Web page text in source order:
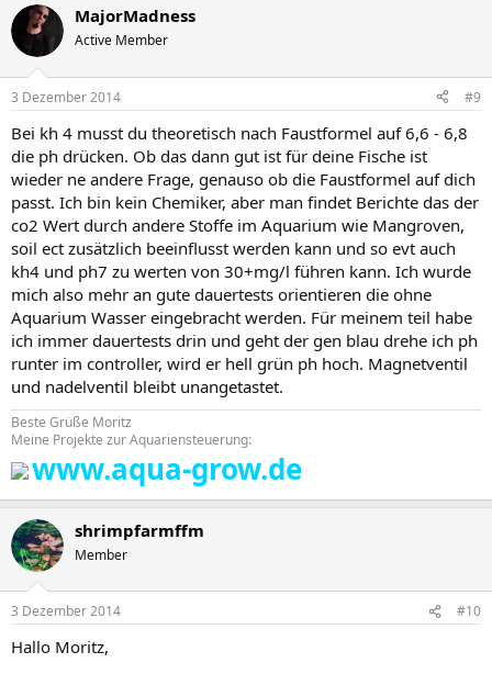
MajorMadness
Active Member
3 Dezember 2014 #9
Bei kh 4 musst du theoretisch nach Faustformel auf 6,6 - 6,8
die ph drücken. Ob das dann gut ist für deine Fische ist
wieder ne andere Frage, genauso ob die Faustformel auf dich
passt. Ich bin kein Chemiker, aber man findet Berichte das der
co2 Wert durch andere Stoffe im Aquarium wie Mangroven,
soil ect zusätzlich beeinflusst werden kann und so evt auch
kh4 und ph7 zu werten von 30+mg/l führen kann. Ich wurde
mich also mehr an gute dauertests orientieren die ohne
Aquarium Wasser eingebracht werden. Für meinem teil habe
ich immer dauertests drin und geht der gen blau drehe ich ph
runter im controller, wird er hell grün ph hoch. Magnetventil
und nadelventil bleibt unangetastet.
Beste Grüße Moritz
Meine Projekte zur Aquariensteuerung:
www.aqua-grow.de
shrimpfarmffm
Member
3 Dezember 2014 #10
Hallo Moritz,